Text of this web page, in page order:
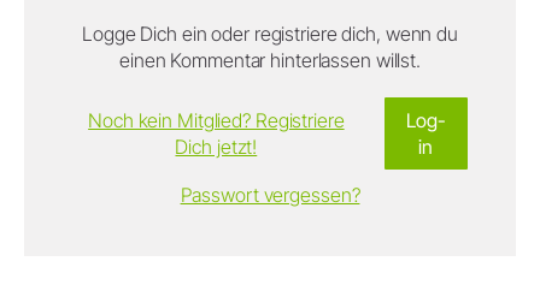
Logge Dich ein oder registriere dich, wenn du
einen Kommentar hinterlassen willst.
Log-
in
Noch kein Mitglied? Registriere
Dich jetzt!
Passwort vergessen?